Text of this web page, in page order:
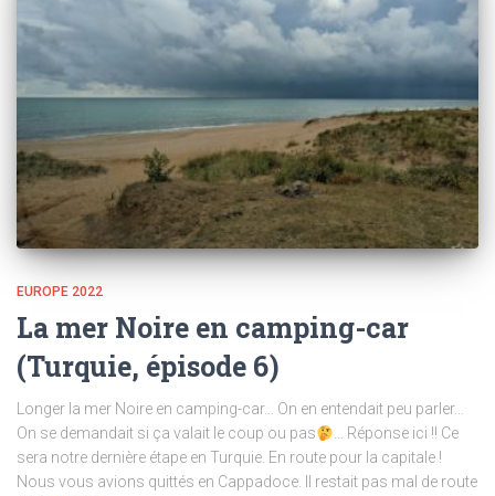
EUROPE 2022
La mer Noire en camping-car
(Turquie, épisode 6)
Longer la mer Noire en camping-car… On en entendait peu parler…
On se demandait si ça valait le coup ou pas
… Réponse ici !! Ce
sera notre dernière étape en Turquie. En route pour la capitale !
Nous vous avions quittés en Cappadoce. Il restait pas mal de route